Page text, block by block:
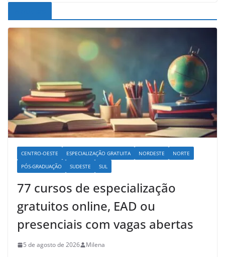
CENTRO-OESTE ESPECIALIZAÇÃO GRATUITA NORDESTE
NORTE
PÓS-GRADUAÇÃO
SUDESTE SUL
77 cursos de especialização
gratuitos online, EAD ou
presenciais com vagas abertas
5 de agosto de 2026 Milena